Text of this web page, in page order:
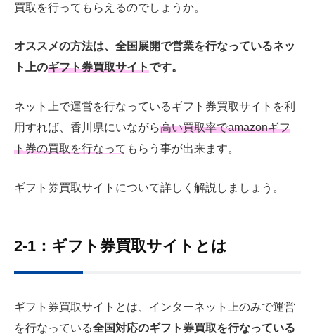
買取を行ってもらえるのでしょうか。
オススメの方法は、全国展開で営業を行なっているネッ
ト上のギフト券買取サイトです。
ネット上で運営を行なっているギフト券買取サイトを利
用すれば、香川県にいながら高い買取率でamazonギフ
ト券の買取を行なってもらう事が出来ます。
ギフト券買取サイトについて詳しく解説しましょう。
2-1：ギフト券買取サイトとは
ギフト券買取サイトとは、インターネット上のみで運営
を行なっている全国対応のギフト券買取を行なっている